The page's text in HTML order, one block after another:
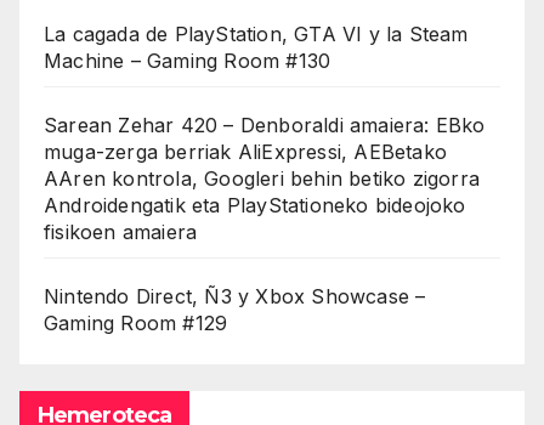
La cagada de PlayStation, GTA VI y la Steam
Machine – Gaming Room #130
Sarean Zehar 420 – Denboraldi amaiera: EBko
muga-zerga berriak AliExpressi, AEBetako
AAren kontrola, Googleri behin betiko zigorra
Androidengatik eta PlayStationeko bideojoko
fisikoen amaiera
Nintendo Direct, Ñ3 y Xbox Showcase –
Gaming Room #129
Hemeroteca